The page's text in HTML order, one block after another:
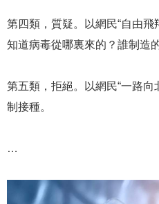
第四類，質疑。以網民“自由
知道病毒從哪裏來的？誰制造
第五類，拒絕。以網民“一路
制接種。
…